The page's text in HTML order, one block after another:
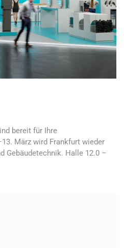
bereit für Ihre
März wird Frankfurt wieder
Gebäudetechnik. Halle 12.0 –